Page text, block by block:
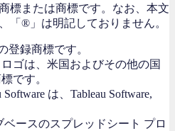
標または商標です。なお、本文
「®」は明記しておりません。
登録商標です。
ゴは、米国およびその他の国
です。
は、Tableau Software,
ベースのスプレッドシート プロ